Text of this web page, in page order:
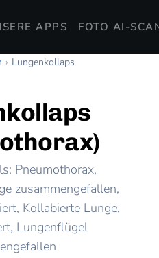
APPS FOTO AI-
› Lungenkollaps
Pneumothorax,
zusammengefallen,
Kollabierte Lunge,
Lungenflügel